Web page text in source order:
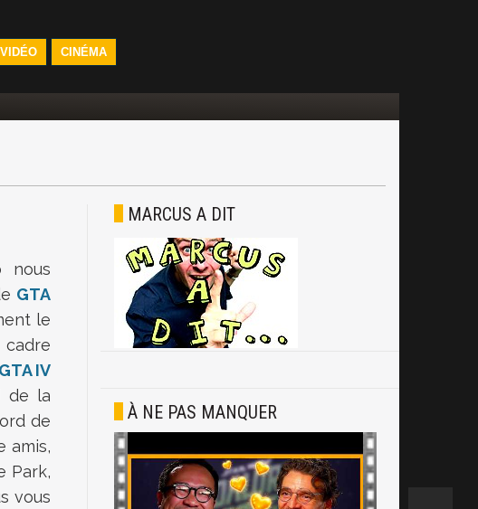
CINÉMA
nous
GTA
le
GTA IV
de la
de
amis,
Park,
vous
MARCUS A DIT
À NE PAS MANQUER